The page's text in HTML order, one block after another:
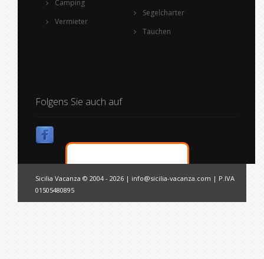
Camping
Vermieter
Segelcharter
Tauchen
Folgens Sie auch auf
Sicilia Vacanza © 2004 - 2026 | info@sicilia-vacanza.com | P.IVA
01505480895